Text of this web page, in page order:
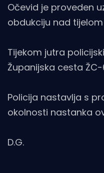
Očevid je proveden
obdukciju nad
Tijekom jutra
Županijska cesta
Policija nastavlja s
okolnosti nastanka
D.G.